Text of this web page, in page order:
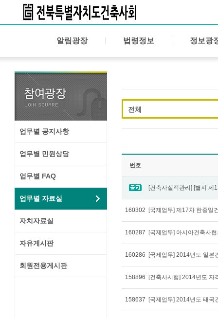
알림광장 법령정보 정보광
업무별 공지사항
업무별 민원상담
업무별 FAQ
업무별 자료실
자치자료실
자유게시판
회원전용게시판
전체
번호
160302 [국제업무] 제17차 한중일
160287
160286 [국제업무] 2014년도 일본
158896 [건축사시험] 2014년도 자
158637 [국제업무] 2014년도 태국